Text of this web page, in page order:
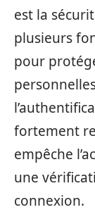
est la
plusieurs
pour
fortement
empêche
une
connexion.